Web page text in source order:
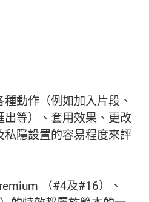
動作（例如加入片段、
等）、套用效果、更改
隱設置的容易程度來評
（#4及#16）、